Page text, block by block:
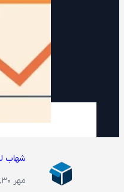
شهاب
مهر ۳۰, ۱۴۰۴